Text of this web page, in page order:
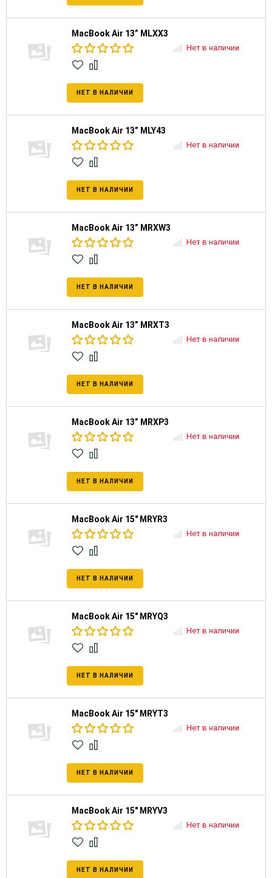
MacBook Air 13” MLXX3
Нет в наличии
НЕТ В НАЛИЧИИ
MacBook Air 13” MLY43
Нет в наличии
НЕТ В НАЛИЧИИ
MacBook Air 13” MRXW3
Нет в наличии
НЕТ В НАЛИЧИИ
MacBook Air 13” MRXT3
Нет в наличии
НЕТ В НАЛИЧИИ
MacBook Air 13” MRXP3
Нет в наличии
НЕТ В НАЛИЧИИ
MacBook Air 15" MRYR3
Нет в наличии
НЕТ В НАЛИЧИИ
MacBook Air 15" MRYQ3
Нет в наличии
НЕТ В НАЛИЧИИ
MacBook Air 15" MRYT3
Нет в наличии
НЕТ В НАЛИЧИИ
MacBook Air 15" MRYV3
Нет в наличии
НЕТ В НАЛИЧИИ